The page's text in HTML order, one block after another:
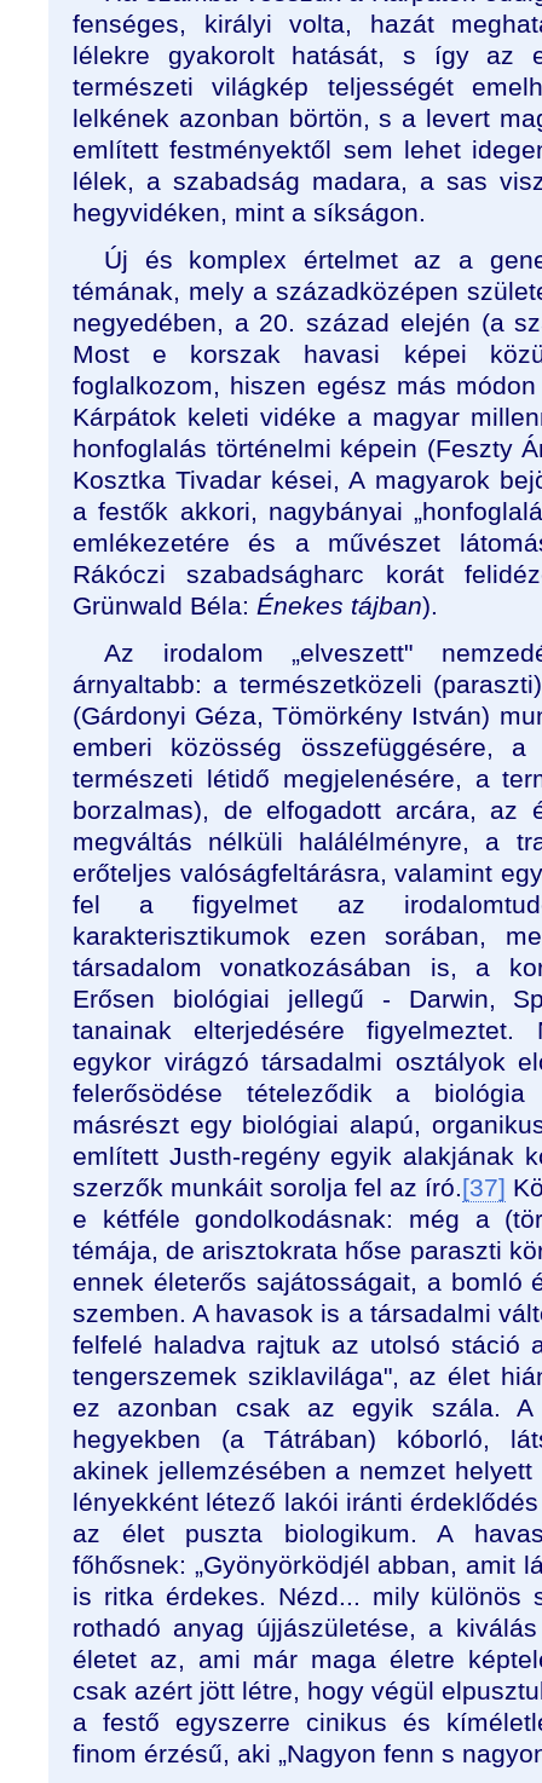
fenséges, királyi volta, hazát
lélekre gyakorolt hatását, s így az
természeti világkép teljességét
lelkének azonban börtön, s a levert
említett festményektől sem lehet
lélek, a szabadság madara, a sas
hegyvidéken, mint a síkságon.
Új és komplex értelmet az a
témának, mely a századközépen
negyedében, a 20. század elején (a
Most e korszak havasi képei
foglalkozom, hiszen egész más
Kárpátok keleti vidéke a magyar
honfoglalás történelmi képein (Feszty
Kosztka Tivadar kései, A magyarok
a festők akkori, nagybányai
emlékezetére és a művészet
Rákóczi szabadságharc korát
Grünwald Béla: Énekes tájban).
Az irodalom „elveszett"
árnyaltabb: a természetközeli
(Gárdonyi Géza, Tömörkény István)
emberi közösség összefüggésére,
természeti létidő megjelenésére, a
borzalmas), de elfogadott arcára, az
megváltás nélküli halálélményre, a
erőteljes valóságfeltárásra, valamint
fel a figyelmet az
karakterisztikumok ezen sorában,
társadalom vonatkozásában is, a
Erősen biológiai jellegű - Darwin,
tanainak elterjedésére figyelmeztet.
egykor virágzó társadalmi osztályok
felerősödése tételeződik a biológia
másrészt egy biológiai alapú,
említett Justh-regény egyik alakjának
szerzők munkáit sorolja fel az író.[37]
e kétféle gondolkodásnak: még a
témája, de arisztokrata hőse paraszti
ennek életerős sajátosságait, a bomló
szemben. A havasok is a társadalmi
felfelé haladva rajtuk az utolsó stáció
tengerszemek sziklavilága", az élet
ez azonban csak az egyik szála.
hegyekben (a Tátrában) kóborló,
akinek jellemzésében a nemzet
lényekként létező lakói iránti
az élet puszta biologikum. A
főhősnek: „Gyönyörködjél abban, amit
is ritka érdekes. Nézd... mily különös
rothadó anyag újjászületése, a
életet az, ami már maga életre
csak azért jött létre, hogy végül
a festő egyszerre cinikus és
finom érzésű, aki „Nagyon fenn s